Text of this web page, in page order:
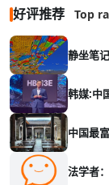
好评推荐 Top
静坐笔
韩媒:中
中国最
法学者